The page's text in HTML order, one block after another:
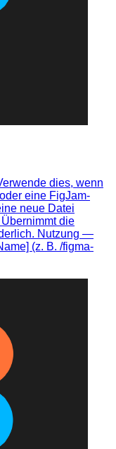
dies, wenn
eine FigJam-
neue Datei
die
Nutzung —
(z. B. /figma-